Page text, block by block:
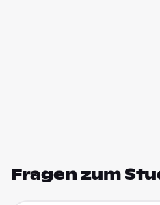
Fragen zum